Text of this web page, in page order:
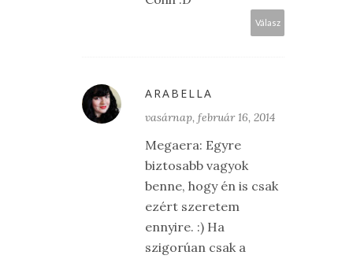
Válasz
ARABELLA
vasárnap, február 16, 2014
Megaera: Egyre
biztosabb vagyok
benne, hogy én is csak
ezért szeretem
ennyire. :) Ha
szigorúan csak a